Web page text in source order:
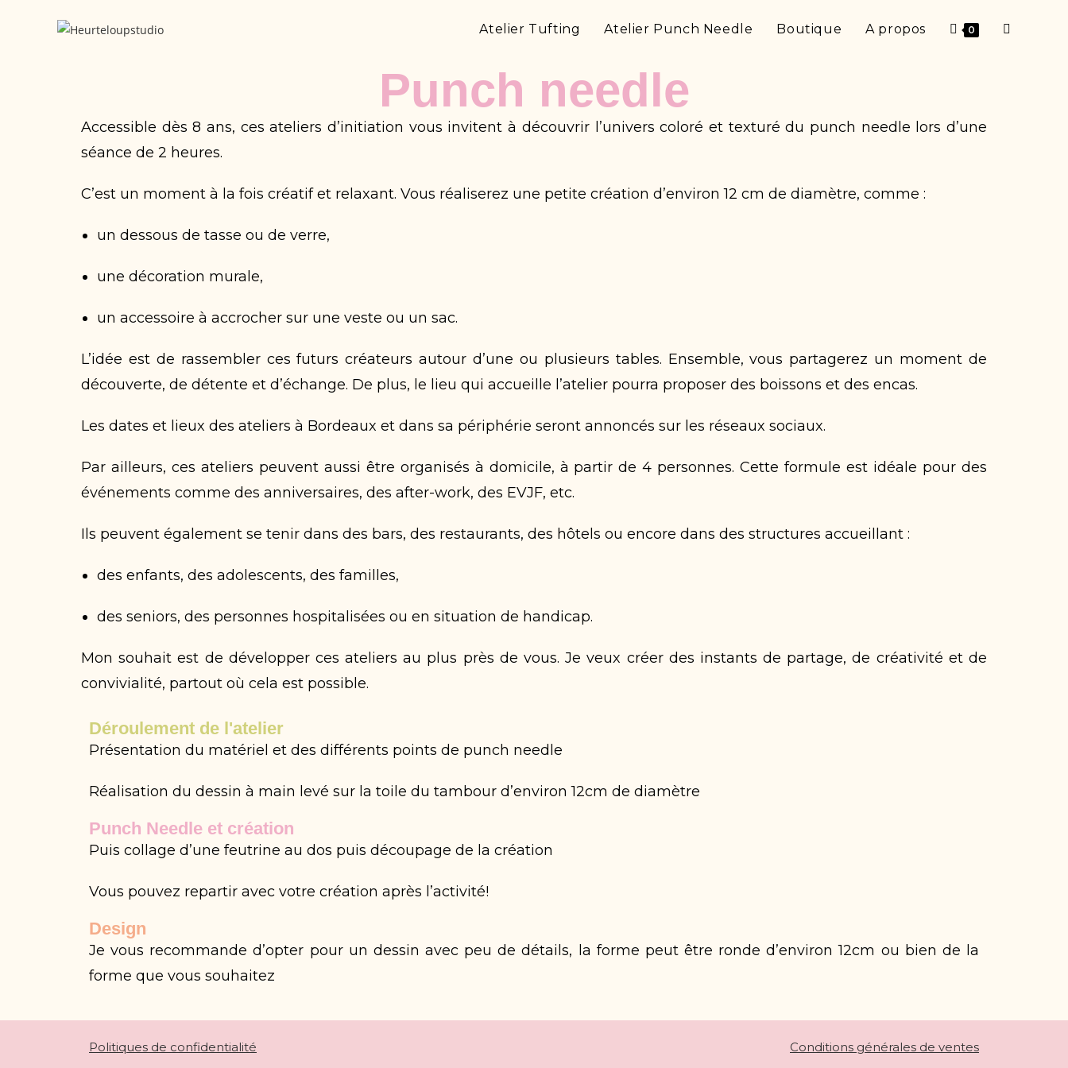
Atelier Tufting Atelier Punch Needle Boutique A propos 0
Punch needle
Accessible dès 8 ans, ces ateliers d’initiation vous invitent à découvrir l’univers coloré et texturé du punch needle lors d’une
séance de 2 heures.
C’est un moment à la fois créatif et relaxant. Vous réaliserez une petite création d’environ 12 cm de diamètre, comme :
un dessous de tasse ou de verre,
une décoration murale,
un accessoire à accrocher sur une veste ou un sac.
L’idée est de rassembler ces futurs créateurs autour d’une ou plusieurs tables. Ensemble, vous partagerez un moment de
découverte, de détente et d’échange. De plus, le lieu qui accueille l’atelier pourra proposer des boissons et des encas.
Les dates et lieux des ateliers à Bordeaux et dans sa périphérie seront annoncés sur les réseaux sociaux.
Par ailleurs, ces ateliers peuvent aussi être organisés à domicile, à partir de 4 personnes. Cette formule est idéale pour des
événements comme des anniversaires, des after-work, des EVJF, etc.
Ils peuvent également se tenir dans des bars, des restaurants, des hôtels ou encore dans des structures accueillant :
des enfants, des adolescents, des familles,
des seniors, des personnes hospitalisées ou en situation de handicap.
Mon souhait est de développer ces ateliers au plus près de vous. Je veux créer des instants de partage, de créativité et de
convivialité, partout où cela est possible.
Déroulement de l'atelier
Présentation du matériel et des différents points de punch needle
Réalisation du dessin à main levé sur la toile du tambour d’environ 12cm de diamètre
Punch Needle et création
Puis collage d’une feutrine au dos puis découpage de la création
Vous pouvez repartir avec votre création après l’activité!
Design
Je vous recommande d’opter pour un dessin avec peu de détails, la forme peut être ronde d’environ 12cm ou bien de la
forme que vous souhaitez
Politiques de confidentialité Conditions générales de ventes